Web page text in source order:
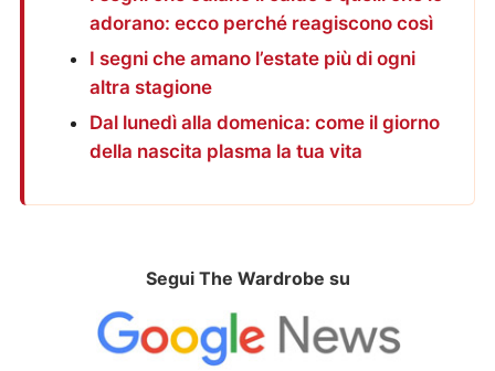
adorano: ecco perché reagiscono così
I segni che amano l’estate più di ogni
altra stagione
Dal lunedì alla domenica: come il giorno
della nascita plasma la tua vita
Segui The Wardrobe su